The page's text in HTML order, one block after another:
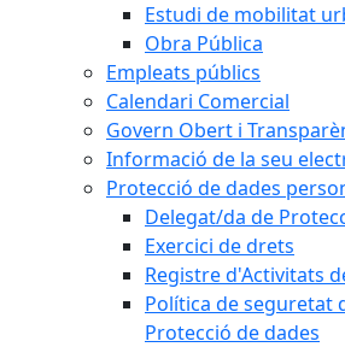
Estudi de mobilitat
Obra Pública
Empleats públics
Calendari Comercial
Govern Obert i
Informació de la seu
Protecció de dades
Delegat/da de
Exercici de drets
Registre d'Activitats
Política de seguretat
Protecció de dades